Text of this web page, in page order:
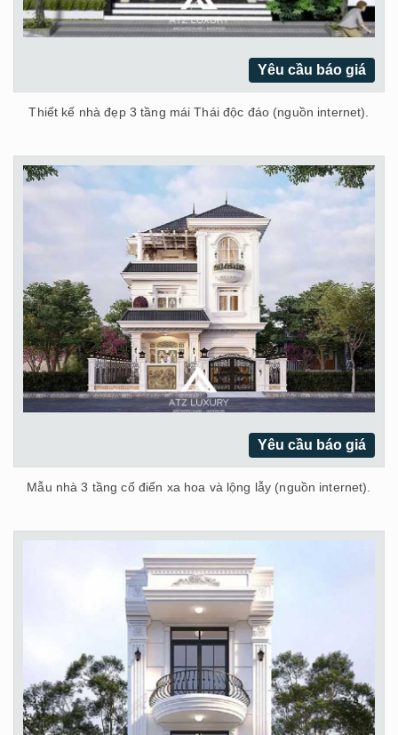
Yêu cầu báo giá
Thiết kế nhà đẹp 3 tầng mái Thái độc đáo (nguồn internet).
Yêu cầu báo giá
Mẫu nhà 3 tầng cổ điển xa hoa và lộng lẫy (nguồn internet).